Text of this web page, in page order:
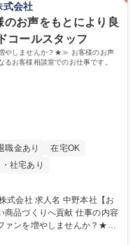
式会社
お声をもとにより良
コールスタッフ
やしませんか？★≫ お客様のお声
お客様相談室でのお仕事です。
職金あり
在宅OK
社宅あり
本社【お
りへ貢献 仕事の内容
ァンを増やしませんか？★≫
いく上で、窓口となるお客